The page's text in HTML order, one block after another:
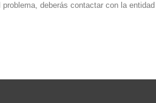
deberás contactar con la